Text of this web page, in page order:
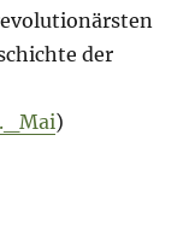
der
)